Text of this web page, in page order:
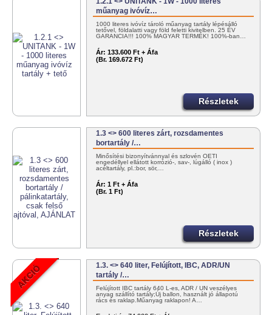
műanyag ivóvíz…
1000 literes ivóvíz tároló műanyag tartály lépésálló
tetővel, földalatti vagy föld feletti kivitelben. 25 ÉV
GARANCIA!!! 100% MAGYAR TERMÉK! 100%-ban…
Ár: 133.600 Ft + Áfa
(Br. 169.672 Ft)
Részletek
1.3 <> 600 literes zárt, rozsdamentes
bortartály /…
Minősítési bizonyítvánnyal és szlovén OÉTI
engedéllyel ellátott korrózió-, sav-, lúgálló ( inox )
acéltartály, pl.:bor, sör,…
Ár: 1 Ft + Áfa
(Br. 1 Ft)
Részletek
1.3. <> 640 liter, Felújított, IBC, ADR/UN
tartály /…
Felújított IBC tartály 640 L-es, ADR / UN veszélyes
anyag szállító tartály;Új ballon, használt jó állapotú
rács és raklap.Műanyag raklapon! A…